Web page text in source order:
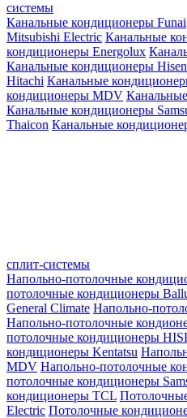
системы
Канальные кондиционеры Funai
Mitsubishi Electric Канальные
кондиционеры Energolux
Канальные кондиционеры
Hitachi Канальные
кондиционеры MDV
Канальные кондиционеры
Thaicon Канальные
сплит-системы
Напольно-потолочные
потолочные кондиционеры
General Climate Напольно-
Напольно-потолочные
потолочные кондиционеры
кондиционеры Kentatsu
MDV Напольно-потолочные
потолочные кондиционеры
кондиционеры TCL
Electric Потолочные